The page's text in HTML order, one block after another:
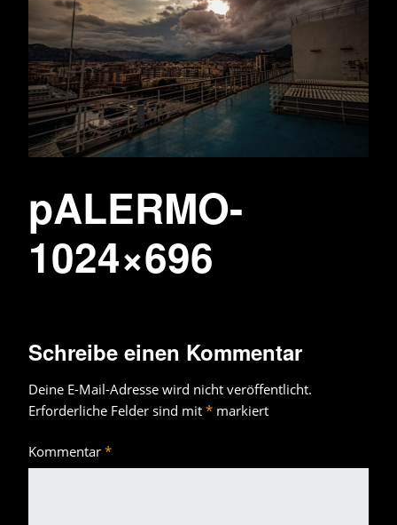
pALERMO-
1024×696
Schreibe einen Kommentar
Deine E-Mail-Adresse wird nicht veröffentlicht.
Erforderliche Felder sind mit * markiert
Kommentar *